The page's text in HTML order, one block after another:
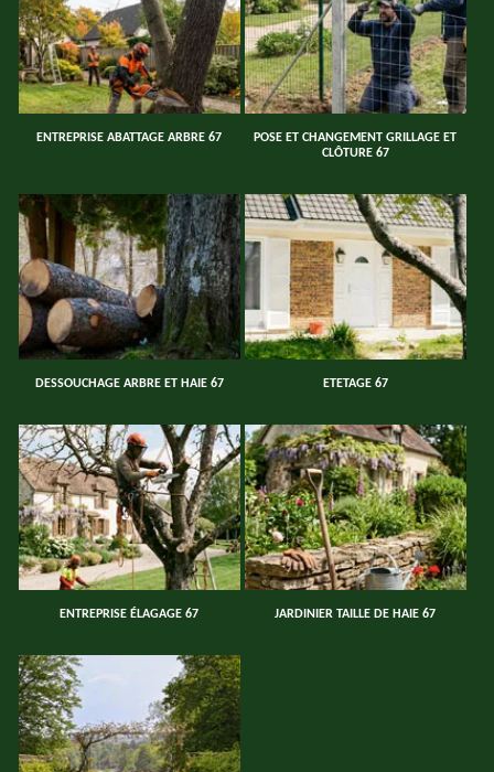
ENTREPRISE ABATTAGE ARBRE 67
POSE ET CHANGEMENT GRILLAGE ET
CLÔTURE 67
DESSOUCHAGE ARBRE ET HAIE 67 ETETAGE 67
ENTREPRISE ÉLAGAGE 67 JARDINIER TAILLE DE HAIE 67